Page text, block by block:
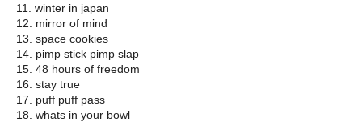
11. winter in japan
12. mirror of mind
13. space cookies
14. pimp stick pimp slap
15. 48 hours of freedom
16. stay true
17. puff puff pass
18. whats in your bowl